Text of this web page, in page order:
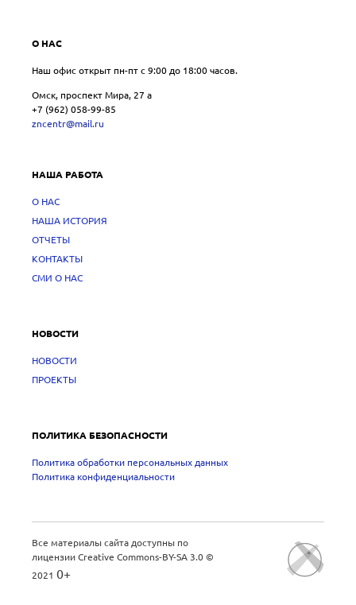
О НАС
Наш офис открыт пн-пт с 9:00 до 18:00 часов.
Омск, проспект Мира, 27 a
+7 (962) 058-99-85
zncentr@mail.ru
НАША РАБОТА
О НАС
НАША ИСТОРИЯ
ОТЧЕТЫ
КОНТАКТЫ
СМИ О НАС
НОВОСТИ
НОВОСТИ
ПРОЕКТЫ
ПОЛИТИКА БЕЗОПАСНОСТИ
Политика обработки персональных данных
Политика конфиденциальности
Все материалы сайта доступны по
лицензииCreative Commons-BY-SA 3.0 ©
2021 0+